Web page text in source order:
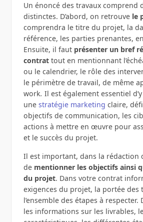
Un énoncé des travaux comprend
distinctes. D’abord, on retrouvele
comprendra le titre du projet, la
référence, les parties prenantes,
Ensuite, il faut présenter un bref
contrat tout en mentionnant
ou le calendrier, le rôle des
le périmètre de travail, de même
work. Il est également essentiel
une stratégie marketing claire,
objectifs de communication, les
actions à mettre en œuvre pour
et le succès du projet.
Il est important, dans la rédaction
de mentionner les objectifs ainsi
du projet. Dans votre contrat
exigences du projet, la portée des
l’ensemble des étapes à respecter.
les informations sur les livrables,